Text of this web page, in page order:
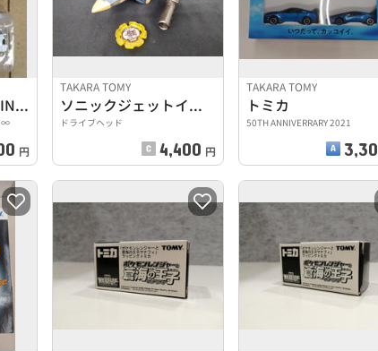
TOMICA LIMITED VINTAGE NEO
円
TAKARA TOMY
ソニックジェットイーグル
ドライブヘッド
4,400 円
TAKARA TOMY
トミカ
50TH ANNIVERRARY 2021